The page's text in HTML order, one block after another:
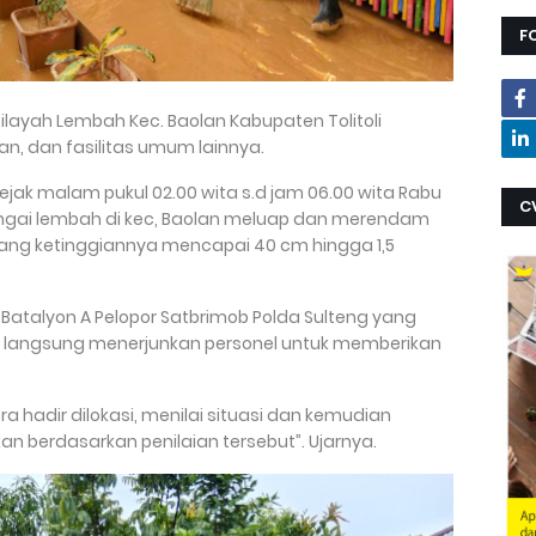
Lembah Kec. Baolan Kabupaten Tolitoli
dan fasilitas umum lainnya.
malam pukul 02.00 wita s.d jam 06.00 wita Rabu
lembah di kec, Baolan meluap dan merendam
ketinggiannya mencapai 40 cm hingga 1,5
A Pelopor Satbrimob Polda Sulteng yang
menerjunkan personel untuk memberikan
hadir dilokasi, menilai situasi dan kemudian
berdasarkan penilaian tersebut”. Ujarnya.